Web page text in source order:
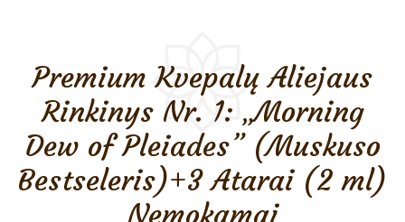
Premium Kvepalų Aliejaus
Rinkinys Nr. 1: „Morning
Dew of Pleiades” (Muskuso
Bestseleris)+3 Atarai (2 ml)
Nemokamai